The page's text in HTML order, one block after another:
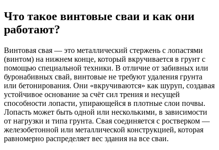
Что такое винтовые сваи и как они
работают?
Винтовая свая — это металлический стержень с лопастями
(винтом) на нижнем конце, который вкручивается в грунт с
помощью специальной техники. В отличие от забивных или
буронабивных свай, винтовые не требуют удаления грунта
или бетонирования. Они «вкручиваются» как шуруп, создавая
устойчивое основание за счёт сил трения и несущей
способности лопасти, упирающейся в плотные слои почвы.
Лопасть может быть одной или несколькими, в зависимости
от нагрузки и типа грунта. Свая соединяется с ростверком —
железобетонной или металлической конструкцией, которая
равномерно распределяет вес здания на все сваи.